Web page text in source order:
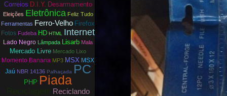
Correios D.I.Y. Desarmamento
Eleições Eletrônica Feliz Tudo
Ferramentas Ferro-Velho Firefox
Fotos Fudeba HD HTML Internet
Lado Negro Lâmpada Lisarb Mala
Mercado Livre Mercado Lixo
Momento Banana MP3 MSX MSX
Jaú NBR 14136 Palhaçada PC
PHP Piada
Reciclando